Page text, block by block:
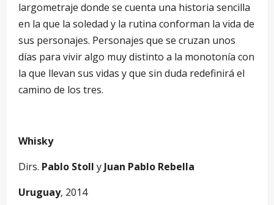
largometraje donde se cuenta una historia sencilla
en la que la soledad y la rutina conforman la vida de
sus personajes. Personajes que se cruzan unos
días para vivir algo muy distinto a la monotonía con
la que llevan sus vidas y que sin duda redefinirá el
camino de los tres.
Whisky
Dirs. Pablo Stoll y Juan Pablo Rebella
Uruguay, 2014